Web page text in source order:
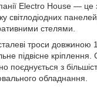
Electro House — це
світлодіодних
стелями.
троси довжиною
підвісне кріплення.
поєднується з
обладнання.